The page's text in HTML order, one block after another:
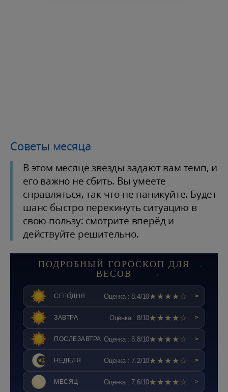
Советы месяца
В этом месяце звезды задают вам темп, и
его важно не сбить. Вы умеете
справляться, так что не паникуйте. Будет
шанс быстро перекинуть ситуацию в
свою пользу: смотрите вперёд и
действуйте решительно.
ПОДРОБНЫЙ ГОРОСКОП ДЛЯ
ВЕСОВ
СЕГОДНЯ Оценка : 8.4/10★★★★☆ >
ЗАВТРА Оценка : 8/10★★★★☆ >
ПОСЛЕЗАВТРА Оценка : 8.8/10★★★★☆ >
НЕДЕЛЯ Оценка : 7.2/10★★★★☆ >
МЕСЯЦ Оценка : 7.6/10★★★★☆ >